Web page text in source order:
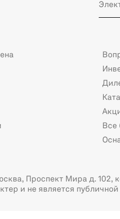
Все
Проспект Мира д. 102,
и не является